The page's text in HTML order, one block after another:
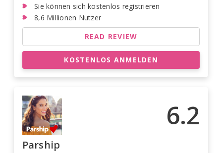
Sie können sich kostenlos registrieren
8,6 Millionen Nutzer
READ REVIEW
KOSTENLOS ANMELDEN
6.2
Parship